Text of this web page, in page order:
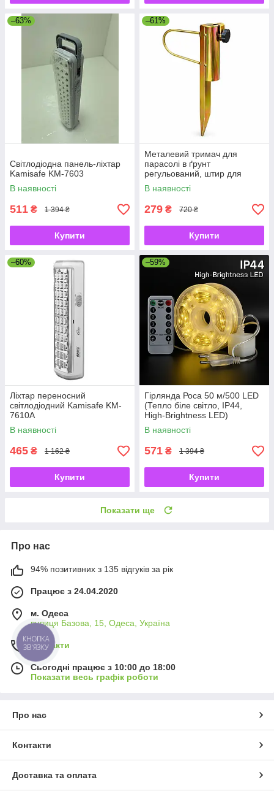
–63%
Світлодіодна панель-ліхтар
Kamisafe KM-7603
В наявності
511 ₴ 1 394 ₴
Купити
–61%
Металевий тримач для
парасолі в ґрунт
регульований, штир для
садової парасолі з
фіксатором
В наявності
279 ₴ 720 ₴
Купити
–60%
Ліхтар переносний
світлодіодний Kamisafe KM-
7610A
В наявності
465 ₴ 1 162 ₴
Купити
–59%
Гірлянда Роса 50 м/500 LED
(Тепло біле світло, IP44,
High-Brightness LED)
В наявності
571 ₴ 1 394 ₴
Купити
Показати ще
Про нас
94% позитивних з 135 відгуків за рік
Працює з 24.04.2020
м. Одеса
вулиця Базова, 15, Одеса, Україна
Контакти
Сьогодні працює з 10:00 до 18:00
Показати весь графік роботи
Про нас
Контакти
Доставка та оплата
КНОПКА
ЗВ'ЯЗКУ